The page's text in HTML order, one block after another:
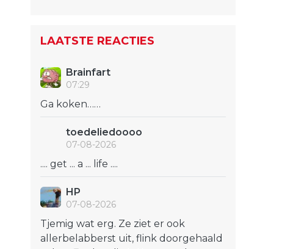
LAATSTE REACTIES
Brainfart
07:29
Ga koken……
toedeliedoooo
07-08-2026
.... get ... a ... life ....
HP
07-08-2026
Tjemig wat erg. Ze ziet er ook
allerbelabberst uit, flink doorgehaald